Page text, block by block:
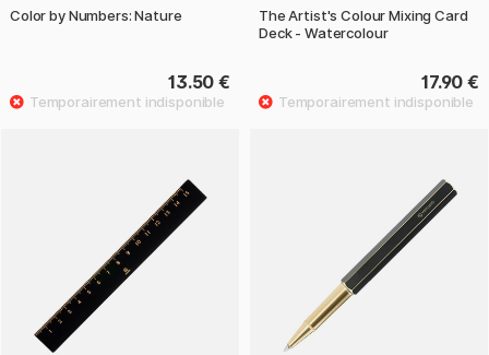
Color by Numbers: Nature
13.50 €
The Artist's Colour Mixing Card
Deck - Watercolour
17.90 €